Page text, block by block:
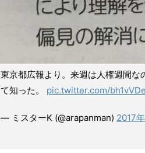
東京都広報より。来週は人権週間
て知った。 pic.twitter.com/
— ミスターK (@arapanman) 2017